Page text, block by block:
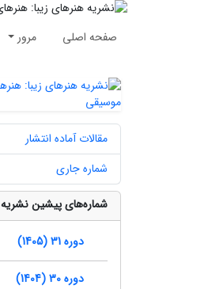
صفحه اصلی مرور
مقالات آماده انتشار
شماره جاری
شماره‌های پیشین نشریه
دوره 31 (1405)
دوره 30 (1404)